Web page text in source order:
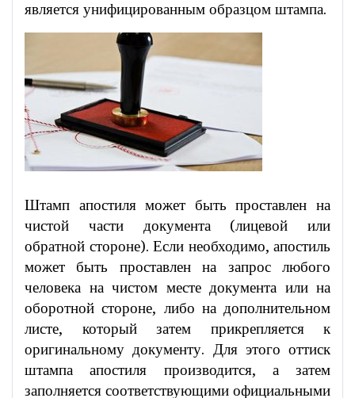
является унифицированным образцом штампа.
Штамп апостиля может быть проставлен на
чистой части документа (лицевой или
обратной стороне). Если необходимо, апостиль
может быть проставлен на запрос любого
человека на чистом месте документа или на
оборотной стороне, либо на дополнительном
листе, который затем прикрепляется к
оригинальному документу. Для этого оттиск
штампа апостиля производится, а затем
заполняется соответствующими официальными